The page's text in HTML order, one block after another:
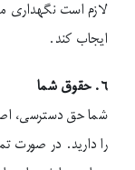
لازم است نگهداری
ایجاب کند.
۶. حقوق شما
شما حق دسترسی،
را دارید. در صورت